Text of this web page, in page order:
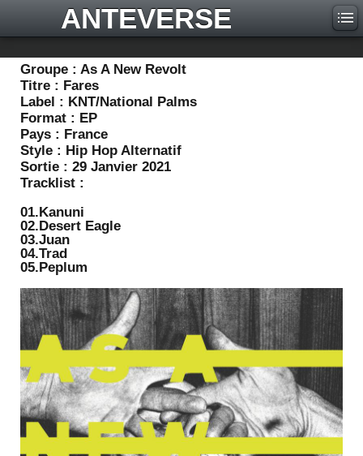
ANTEVERSE
Groupe : As A New Revolt
Titre : Fares
Label : KNT/National Palms
Format : EP
Pays : France
Style : Hip Hop Alternatif
Sortie : 29 Janvier 2021
Tracklist :
01.Kanuni
02.Desert Eagle
03.Juan
04.Trad
05.Peplum